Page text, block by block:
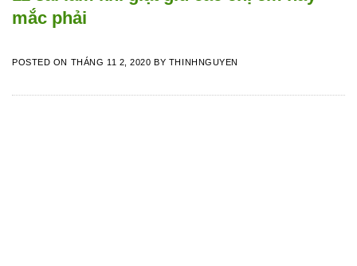
mắc phải
POSTED ON THÁNG 11 2, 2020 BY THINHNGUYEN